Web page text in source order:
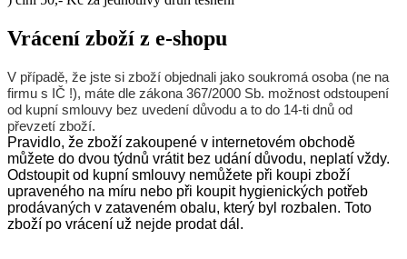
Vrácení zboží z e-shopu
V případě, že jste si zboží objednali jako soukromá osoba (ne na
firmu s IČ !), máte dle zákona 367/2000 Sb. možnost odstoupení
od kupní smlouvy bez uvedení důvodu a to do 14-ti dnů od
převzetí zboží.
Pravidlo, že zboží zakoupené v internetovém obchodě
můžete do dvou týdnů vrátit bez udání důvodu, neplatí vždy.
Odstoupit od kupní smlouvy nemůžete při koupi zboží
upraveného na míru nebo při koupit hygienických potřeb
prodávaných v zataveném obalu, který byl rozbalen. Toto
zboží po vrácení už nejde prodat dál.